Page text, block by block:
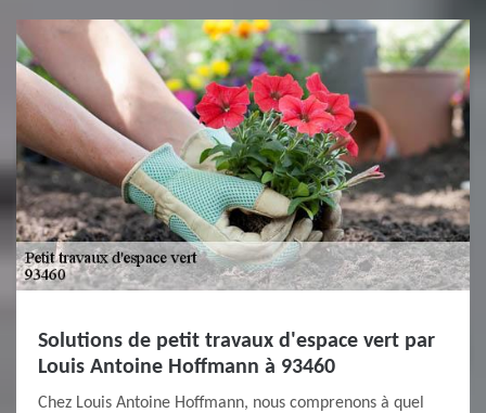
Solutions de petit travaux d'espace vert par
Louis Antoine Hoffmann à 93460
Chez Louis Antoine Hoffmann, nous comprenons à quel